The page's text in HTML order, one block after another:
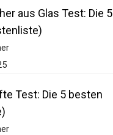
aus Glas Test: Die 5
Test: Die 5 besten